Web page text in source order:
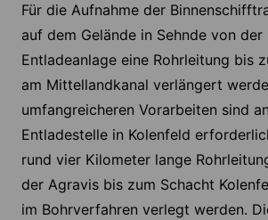
Für die Aufnahme der
auf dem Gelände in Sehnde von der
Entladeanlage eine Rohrleitung bis
am Mittellandkanal verlängert
umfangreicheren Vorarbeiten sind
Entladestelle in Kolenfeld
rund vier Kilometer lange
der Agravis bis zum Schacht
im Bohrverfahren verlegt werden.